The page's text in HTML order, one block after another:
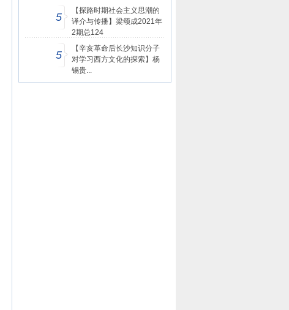
5
【探路时期社会主义思潮的
译介与传播】梁颂成2021年
2期总124
5
【辛亥革命后长沙知识分子
对学习西方文化的探索】杨
锡贵...